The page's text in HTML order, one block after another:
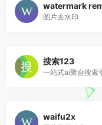
watermark
图片去水印
搜索123
一站式ai聚合搜索
waifu2x